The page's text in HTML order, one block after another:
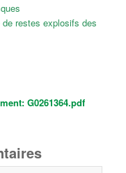
restes explosifs des
G0261364.pdf